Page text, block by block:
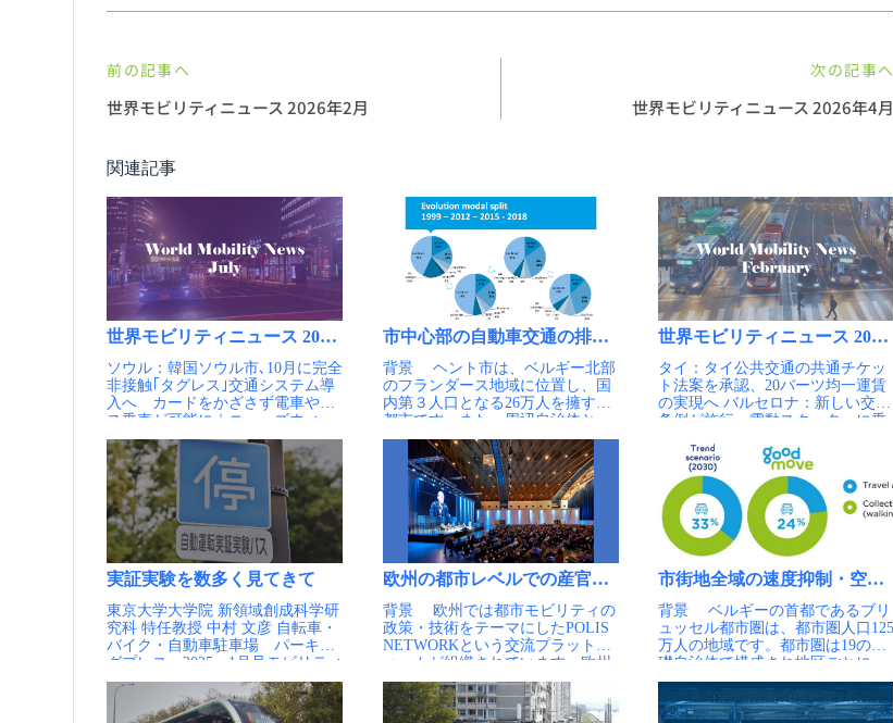
前の記事へ 次の記事へ
世界モビリティニュース 2026年2月 世界モビリティニュース 2026年4月
関連記事
世界モビリティニュース 2025年7月
ソウル：韓国ソウル市､10月に完全
非接触｢タグレス｣交通システム導
入へ カードをかざさず電車やバ
ス乗車が可能に｜ニューズウィー
ク日本版 UITPサミットより：テ
クノロジーがドライバー不足の解
消にどのように貢献しているか ニ
ューヨーク：ニューヨークの地下
鉄路線図が1979年以来初めて全面
的にリニューアル アトランタ：公
正性を重視し、100路線を超えるバ
スネットワークをリデザイン 米
国：米国、15億ドル（約2200億
エゴ：データ駆動型のモビリティ
マスタープランを採用 UITP：
Global Metro Figures 2024を公表 シ
ンガポール：無人運転バス、セン
トーサ島で運行開始 ハンブルグ：
まちなかオンデマンド交通
MOIA 地域モビリティ知恵袋に
市中心部の自動車交通の排除と人中心への回帰、ヘント
背景 ヘント市は、ベルギー北部
のフランダース地域に位置し、国
内第３人口となる26万人を擁する
都市です。また、周辺自治体と一
体の都市圏（23自治体68万人）を
形成しており、一体的な政策を展
開しています。ヘント大学に代表
される文教都市でもあり、学生が
人口の約3割を占めていることが特
徴です。 20世紀後半、ヘント市
では自家用車の普及に伴い、市中
心部で深刻な交通渋滞が発生し、
大気汚染や交通安全など、都市と
ました。その結果、ヘント市は買
物や居住の場としての魅力を失
い、人口も減少していました。都
市の衰退に歯止めをかけるべく、
ヘント市は1997年から市中心部へ
の自動車の通行を禁止し、歩行
者・自転車専用空間の整備や公共
世界モビリティニュース 2025
タイ：タイ公共交通の共通チケッ
ト法案を承認、20バーツ均一運賃
の実現へ バルセロナ：新しい交通
条例が施行。電動スクーターに乗
ソウル：ソウルの自動車登録 全
国で唯一２年連続減 ボストン：交
差点でのバス優先プロジェクトに
より、遅延が21％、移動時間が8％
改善 テキサス：リフトが26年にも
「ロボタクシー」、丸紅の車両に
モービルアイの技術搭載 パリ：ま
ちなか30km/h規制の最新動向、
まちなか道路空間再編（小さい道
路の改革）の取り組み、SIPモビリ
ティ知恵袋より ニューヨーク：
「渋滞課金」が都市交通を救
う？ ニューヨーク初の試み、緊
急リポート ニューヨーク：ＮＹ市
渋滞税、1月収入は4860万ドル 政
実証実験を数多く見てきて
東京大学大学院 新領域創成科学研
究科 特任教授 中村 文彦 自転車・
バイク・自動車駐車場 パーキン
グプレス 2025 1月号モビリティ
をデザインするアプローチ 第76
回より 1.はじめに 地域の公共交
通に関する実証実験の数がとても
欧州の都市レベルでの産官学の連携組織とその役割、POLIS
背景 欧州では都市モビリティの
政策・技術をテーマにしたPOLIS
NETWORKという交流プラットフ
ォームが組織されています。欧州
を中心とした大小様々な都市の行
政機関が、国境を越えて個人・団
体間での交流を行うとともに、ア
市街地全域の速度抑制・空間
背景 ベルギーの首都であるブリ
ュッセル都市圏は、都市圏人口125
万人の地域です。都市圏は19の基
礎自治体で構成され地区ごとに
様々な特色を有しています。ブリ
ュッセル都市圏は、これまでモビ
リティプラン（Iris1:1998~,